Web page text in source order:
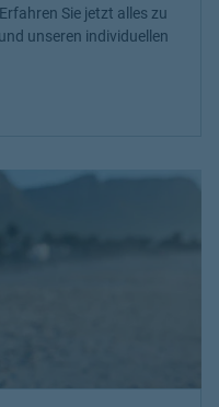
Sie jetzt alles zu
unseren individuellen
Tab